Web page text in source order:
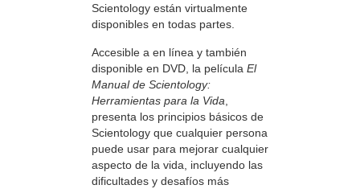
Scientology están virtualmente
disponibles en todas partes.
Accesible a en línea y también
disponible en DVD, la película El
Manual de Scientology:
Herramientas para la Vida
presenta los principios básicos de
Scientology que cualquier persona
puede usar para mejorar cualquier
aspecto de la vida, incluyendo las
dificultades y desafíos más